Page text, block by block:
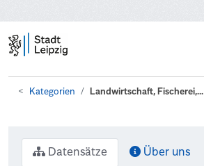
Kategorien Landwirtschaft, Fischerei,...
Datensätze Über uns